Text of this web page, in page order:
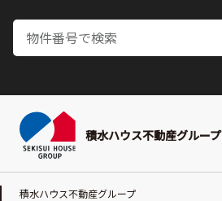
積水ハウス不動産グループ
積水ハウス不動産グループ